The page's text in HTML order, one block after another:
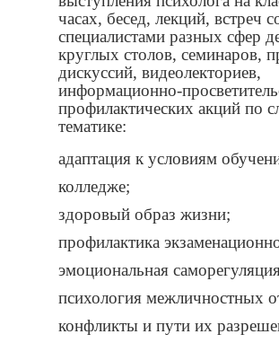
часах, бесед, лекций, встреч
специалистами разных сфер
круглых столов, семинаров,
дискуссий, видеолекториев,
информационно-
профилактических акций по
тематике:
адаптация к условиям
колледже;
здоровый образ жизни;
профилактика
эмоциональная
психология межличностных
конфликты и пути их